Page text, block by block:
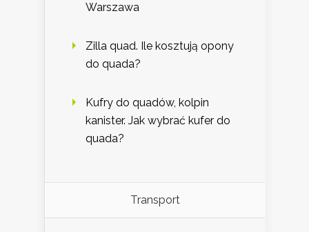
Warszawa
Zilla quad. Ile kosztują opony
do quada?
Kufry do quadów, kolpin
kanister. Jak wybrać kufer do
quada?
Transport